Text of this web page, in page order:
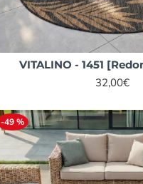
VITALINO - 1451
32,00€
-49 %